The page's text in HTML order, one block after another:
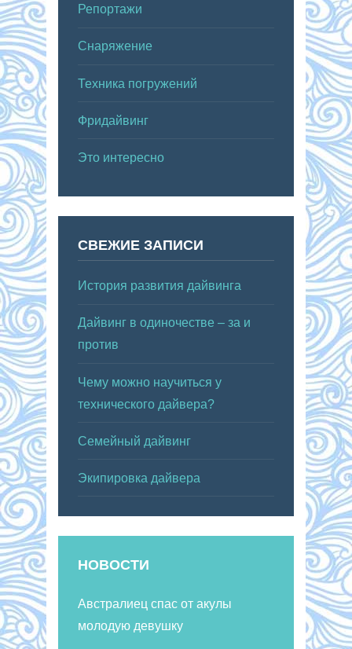
Репортажи
Снаряжение
Техника погружений
Фридайвинг
Это интересно
СВЕЖИЕ ЗАПИСИ
История развития дайвинга
Дайвинг в одиночестве – за и
против
Чему можно научиться у
технического дайвера?
Семейный дайвинг
Экипировка дайвера
НОВОСТИ
Австралиец спас от акулы
молодую девушку